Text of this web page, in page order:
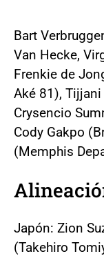
Bart
Van Hecke,
Frenkie de
Aké 81),
Crysencio
Cody Gakpo
(Memphis
Japón: Zion
(Takehiro